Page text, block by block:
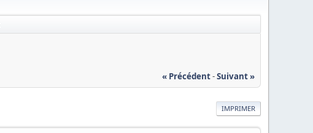
« Précédent-Suivant »
IMPRIMER